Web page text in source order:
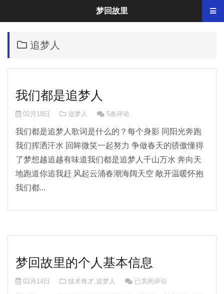
追梦人
我们都是追梦人
02月19日 追梦人 5条评论
我们都是追梦人歌词是什么的？每个身影 同阳光奔跑
我们挥洒汗水 回眸微笑一起努力 争做春天的骄傲懂得
了梦想越追越有味道我们都是追梦人千山万水 奔向天
地跑道你追我赶 风起云涌春潮海阔天空 敞开温暖怀抱
我们都...
梦回故里的个人基本信息
02月14日 技术奇才,追梦人 梦回故里的个人基本信息
已关闭评论
梦回故里